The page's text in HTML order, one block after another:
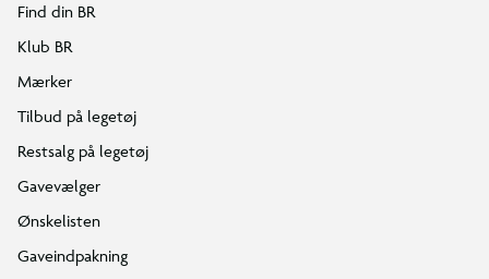
Find din BR
Klub BR
Mærker
Tilbud på legetøj
Restsalg på legetøj
Gavevælger
Ønskelisten
Gaveindpakning